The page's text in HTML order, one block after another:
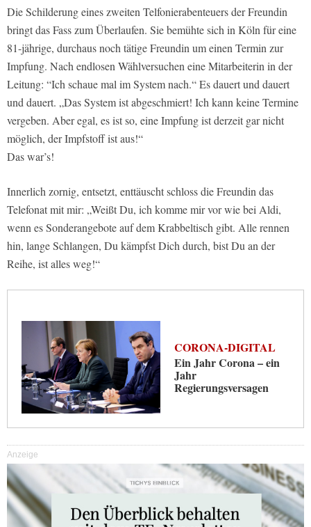
Die Schilderung eines zweiten Telfonierabenteuers der Freundin
bringt das Fass zum Überlaufen. Sie bemühte sich in Köln für eine
81-jährige, durchaus noch tätige Freundin um einen Termin zur
Impfung. Nach endlosen Wählversuchen eine Mitarbeiterin in der
Leitung: “Ich schaue mal im System nach.“ Es dauert und dauert
und dauert. „Das System ist abgeschmiert! Ich kann keine Termine
vergeben. Aber egal, es ist so, eine Impfung ist derzeit gar nicht
möglich, der Impfstoff ist aus!“
Das war’s!
Innerlich zornig, entsetzt, enttäuscht schloss die Freundin das
Telefonat mit mir: „Weißt Du, ich komme mir vor wie bei Aldi,
wenn es Sonderangebote auf dem Krabbeltisch gibt. Alle rennen
hin, lange Schlangen, Du kämpfst Dich durch, bist Du an der
Reihe, ist alles weg!“
CORONA-DIGITAL
Ein Jahr Corona – ein
Jahr
Regierungsversagen
Anzeige